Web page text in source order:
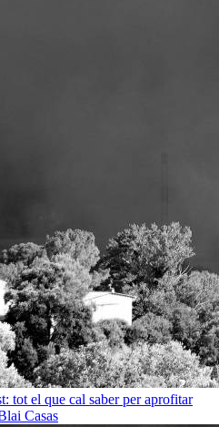
tot el que cal saber per aprofitar
Casas